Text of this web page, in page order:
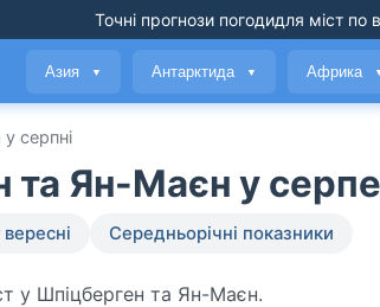
Точні прогнози погодидля міст по
Азия ▼ Антарктида ▼ Африка
серпні
та Ян-Маєн у
Середньорічні показники
у Шпіцберген та Ян-Маєн.